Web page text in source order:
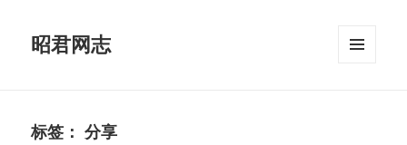
昭君网志
标签：分享